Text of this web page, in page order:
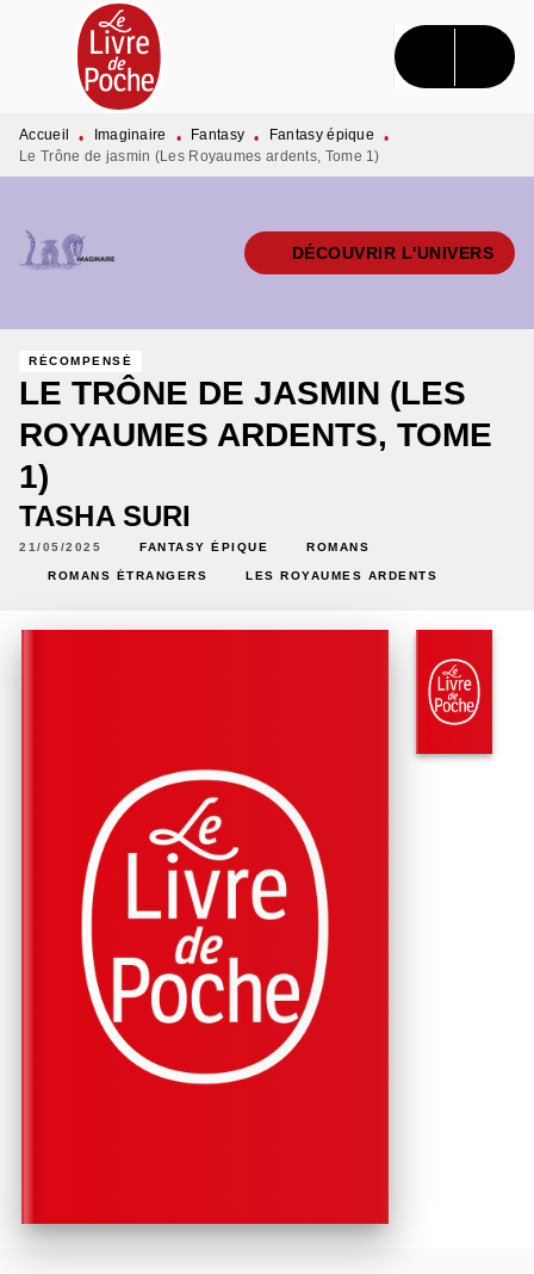
MENU RECHERCHE CONTENU
PIED DE PAGE
Accueil • Imaginaire • Fantasy • Fantasy épique
•
Le Trône de jasmin (Les Royaumes ardents, Tome 1)
DÉCOUVRIR L'UNIVERS
RÉCOMPENSÉ
LE TRÔNE DE JASMIN (LES
ROYAUMES ARDENTS, TOME
1)
TASHA SURI
21/05/2025 FANTASY ÉPIQUE ROMANS
ROMANS ÉTRANGERS LES ROYAUMES ARDENTS